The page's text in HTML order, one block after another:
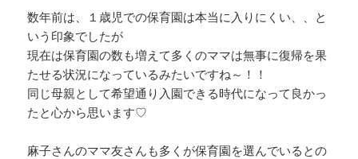
数年前は、１歳児での保育園は本当に入りにくい、、と
いう印象でしたが
現在は保育園の数も増えて多くのママは無事に復帰を果
たせる状況になっているみたいですね～！！
同じ母親として希望通り入園できる時代になって良かっ
たと心から思います♡
麻子さんのママ友さんも多くが保育園を選んでいるとの